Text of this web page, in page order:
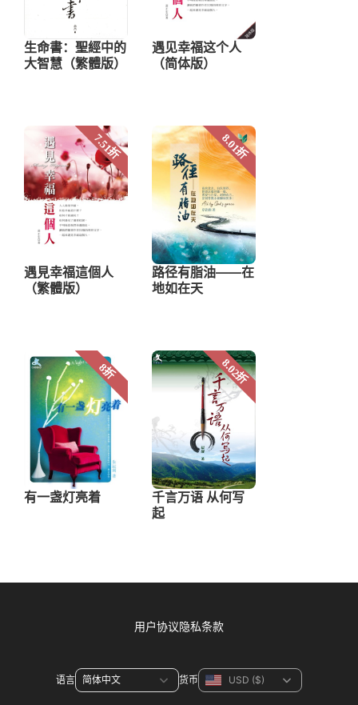
用户协议隐私条款
语言 货币